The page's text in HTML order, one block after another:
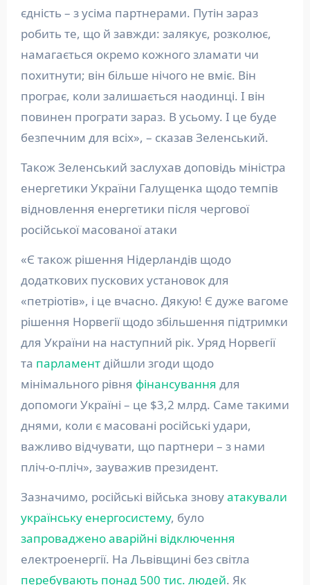
єдність – з усіма партнерами. Путін зараз
робить те, що й завжди: залякує, розколює,
намагається окремо кожного зламати чи
похитнути; він більше нічого не вміє. Він
програє, коли залишається наодинці. І він
повинен програти зараз. В усьому. І це буде
безпечним для всіх», – сказав Зеленський.
Також Зеленський заслухав доповідь міністра
енергетики України Галущенка щодо темпів
відновлення енергетики після чергової
російської масованої атаки
«Є також рішення Нідерландів щодо
додаткових пускових установок для
«петріотів», і це вчасно. Дякую! Є дуже вагоме
рішення Норвегії щодо збільшення підтримки
для України на наступний рік. Уряд Норвегії
та парламентдійшли згоди щодо
мінімального рівня фінансування для
допомоги Україні – це $3,2 млрд. Саме такими
днями, коли є масовані російські удари,
важливо відчувати, що партнери – з нами
пліч-о-пліч», зауважив президент.
Зазначимо, російські війська зновуатакували
українську енергосистему, було
запроваджено аварійні відключення
електроенергії. На Львівщині без світла
перебувають понад 500 тис. людей. Як